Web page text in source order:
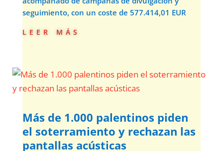
seguimiento, con un coste de 577.414,01 EUR
leer más
Más de 1.000 palentinos piden
el soterramiento y rechazan las
pantallas acústicas